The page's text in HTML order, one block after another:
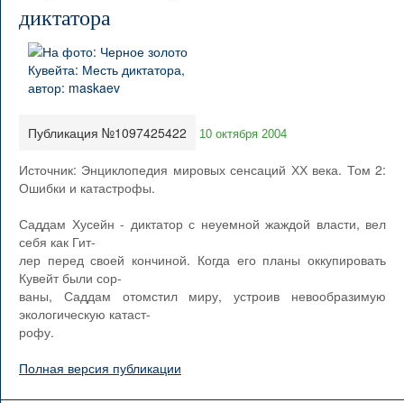
диктатора
Публикация №1097425422 10 октября 2004
Источник: Энциклопедия мировых сенсаций ХХ века. Том 2:
Ошибки и катастрофы.
Саддам Хусейн - диктатор с неуемной жаждой власти, вел
себя как Гит-
лер перед своей кончиной. Когда его планы оккупировать
Кувейт были сор-
ваны, Саддам отомстил миру, устроив невообразимую
экологическую катаст-
рофу.
Полная версия публикации